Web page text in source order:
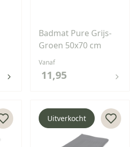
Badmat Pure Grijs-
Groen 50x70 cm
Vanaf
11,95
Uitverkocht